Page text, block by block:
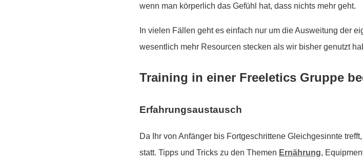
wenn man körperlich das Gefühl hat, dass nichts mehr geht.
In vielen Fällen geht es einfach nur um die Ausweitung der
wesentlich mehr Resourcen stecken als wir bisher genutzt
Training in einer Freeletics Gruppe
Erfahrungsaustausch
Da Ihr von Anfänger bis Fortgeschrittene Gleichgesinnte
statt. Tipps und Tricks zu den Themen Ernährung,